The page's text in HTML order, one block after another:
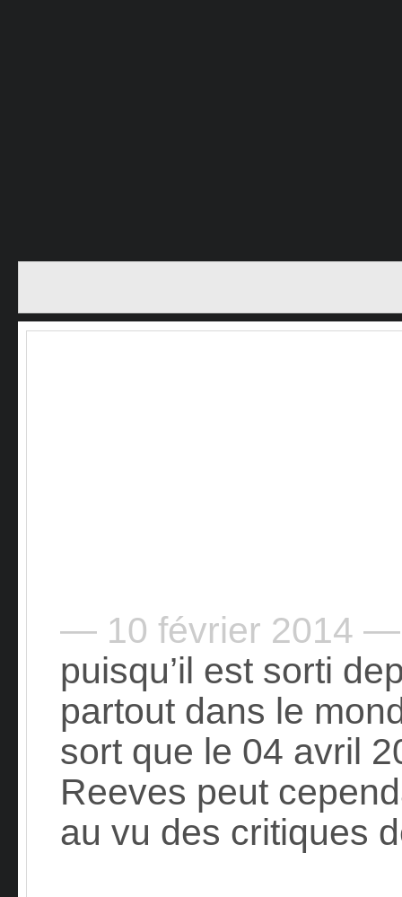
— 10 février 2014 —
puisqu’il est sorti
partout dans le
sort que le 04 avril
Reeves peut
au vu des critiques